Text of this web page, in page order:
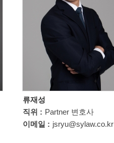
류재성
직위 : Partner 변호사
이메일 : jsryu@sylaw.co.kr